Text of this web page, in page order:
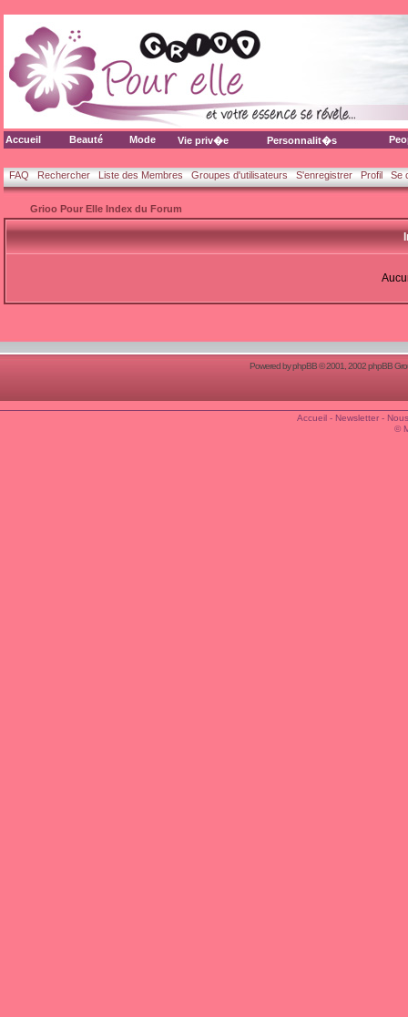
Accueil Beauté Mode Vie priv�e Personnalit�s
FAQ Rechercher Liste des Membres Groupes d'utilisateurs S'enregistrer Profil Se
Grioo Pour Elle Index du Forum
Powered byphpBB© 2001, 2002 phpBB
Accueil- Newsletter-
©